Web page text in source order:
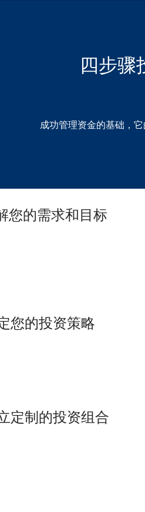
四步骤
成功管理资金的基础，
您的需求和目标
您的投资策略
定制的投资组合